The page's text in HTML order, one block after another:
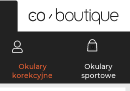
Okulary
korekcyjne
Okulary
sportowe